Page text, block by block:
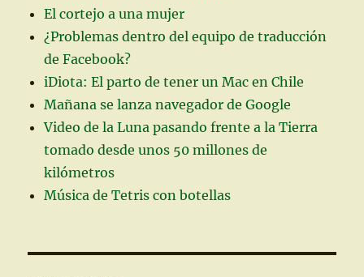
El cortejo a una mujer
¿Problemas dentro del equipo de traducción
de Facebook?
iDiota: El parto de tener un Mac en Chile
Mañana se lanza navegador de Google
Video de la Luna pasando frente a la Tierra
tomado desde unos 50 millones de
kilómetros
Música de Tetris con botellas